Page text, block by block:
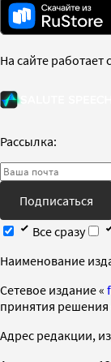
На сайте работает
Рассылка:
Подписаться
Все сразу
Наименование
Cетевое издание «
принятия решения
Адрес редакции,